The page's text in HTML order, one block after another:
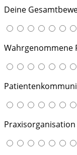
Deine
Wahrgenommene
Praxisorganisation